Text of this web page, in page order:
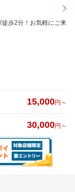
歩2分！お気軽にご来
15,000円～
30,000円～